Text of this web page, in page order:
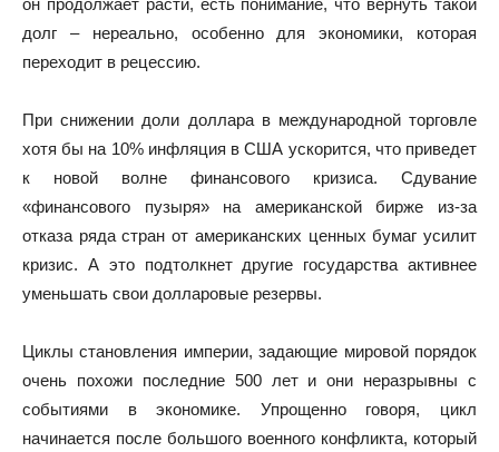
он продолжает расти, есть понимание, что вернуть такой
долг – нереально, особенно для экономики, которая
переходит в рецессию.
При снижении доли доллара в международной торговле
хотя бы на 10% инфляция в США ускорится, что приведет
к новой волне финансового кризиса. Сдувание
«финансового пузыря» на американской бирже из-за
отказа ряда стран от американских ценных бумаг усилит
кризис. А это подтолкнет другие государства активнее
уменьшать свои долларовые резервы.
Циклы становления империи, задающие мировой порядок
очень похожи последние 500 лет и они неразрывны с
событиями в экономике. Упрощенно говоря, цикл
начинается после большого военного конфликта, который